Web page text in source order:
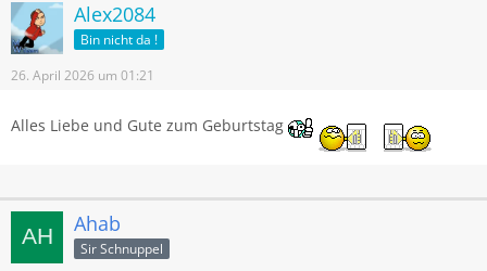
Alex2084
Bin nicht da !
26. April 2026 um 01:21
Alles Liebe und Gute zum Geburtstag
Ahab
Sir Schnuppel